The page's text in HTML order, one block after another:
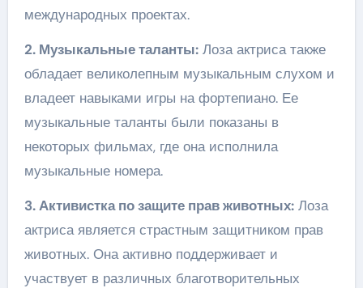
международных проектах.
2. Музыкальные таланты:Лоза актриса также
обладает великолепным музыкальным слухом и
владеет навыками игры на фортепиано. Ее
музыкальные таланты были показаны в
некоторых фильмах, где она исполнила
музыкальные номера.
3. Активистка по защите прав животных:Лоза
актриса является страстным защитником прав
животных. Она активно поддерживает и
участвует в различных благотворительных